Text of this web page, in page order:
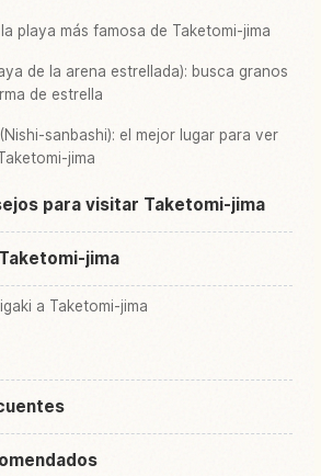
playa más famosa de Taketomi-jima
de la arena estrellada): busca granos
de estrella
sanbashi): el mejor lugar para ver
jima
para visitar Taketomi-jima
jima
a Taketomi-jima